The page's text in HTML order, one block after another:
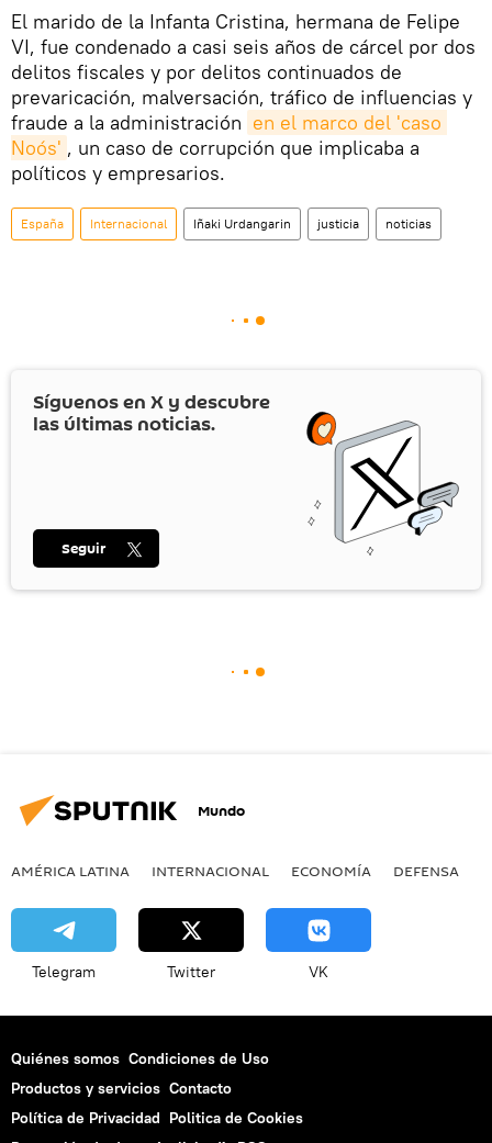
El marido de la Infanta Cristina, hermana de Felipe
VI, fue condenado a casi seis años de cárcel por dos
delitos fiscales y por delitos continuados de
prevaricación, malversación, tráfico de influencias y
fraude a la administración en el marco del 'caso
Noós' , un caso de corrupción que implicaba a
políticos y empresarios.
España Internacional Iñaki Urdangarin justicia noticias
Síguenos en X y descubre
las últimas noticias.
Seguir
Mundo
AMÉRICA LATINA INTERNACIONAL ECONOMÍA DEFENSA
Telegram Twitter VK
Quiénes somos Condiciones de Uso
Productos y servicios Contacto
Política de Privacidad Politica de Cookies